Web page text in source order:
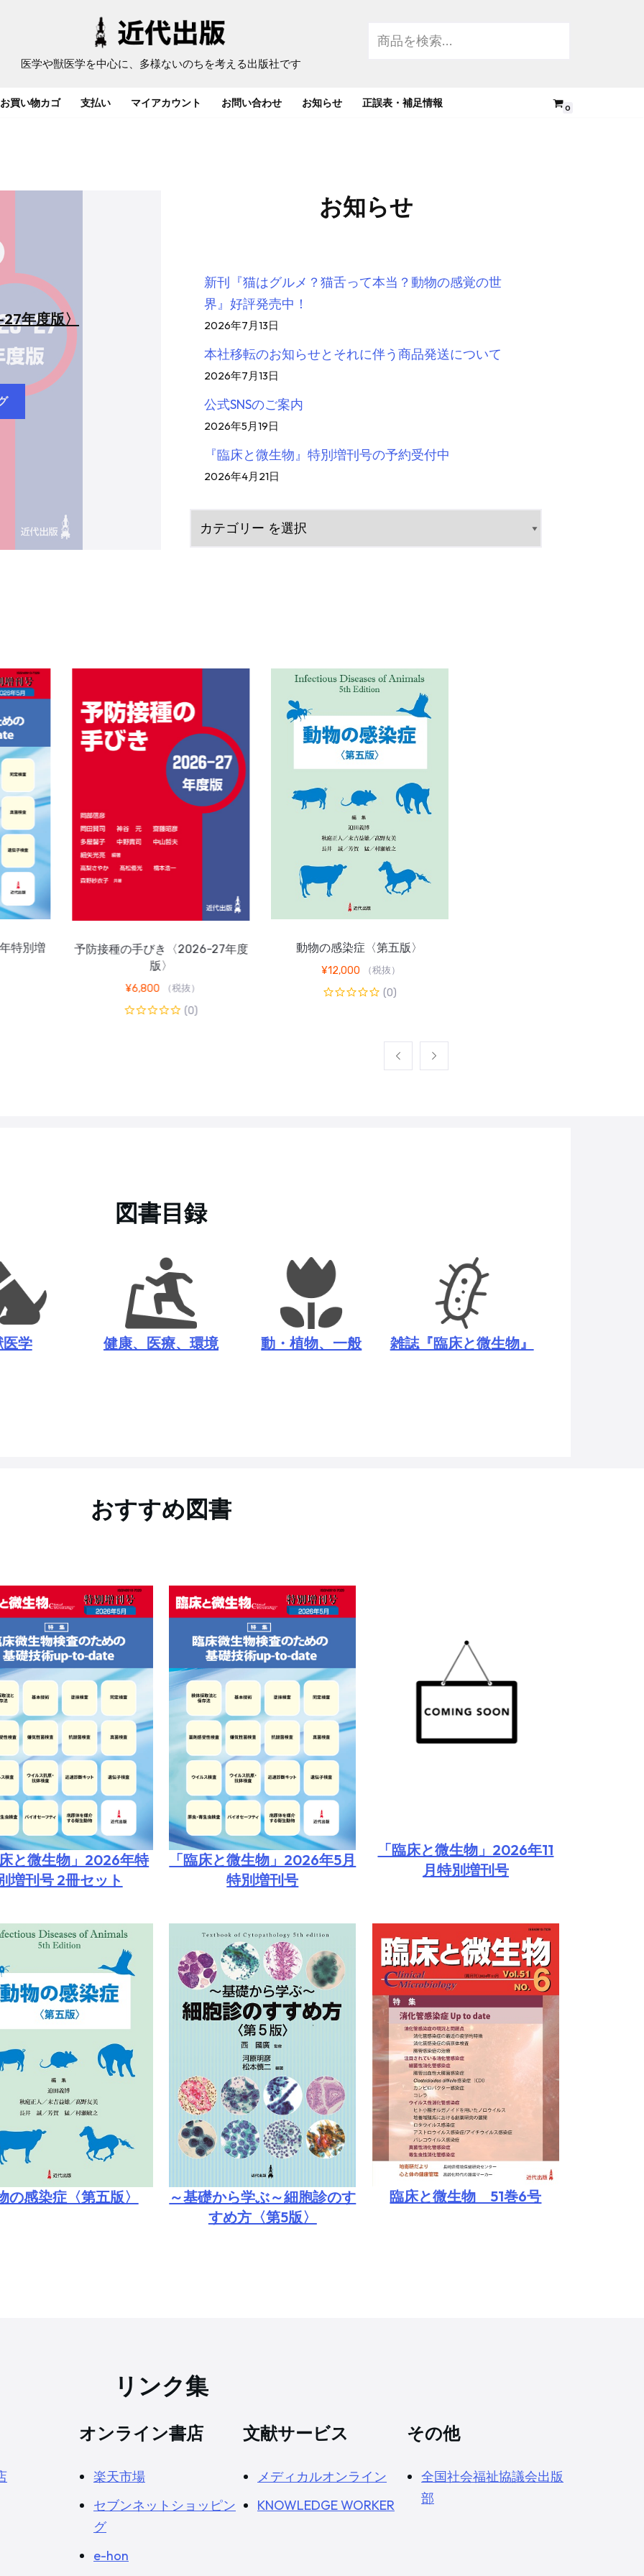
医学や獣医学を中心に、多様ないのちを考える出版社です
お買い物カゴ 支払い マイアカウント お問い合わせ お知らせ 正誤表・補足情報 0
年度版〉
お知らせ
新刊『猫はグルメ？猫舌って本当？動物の感覚の世
界』好評発売中！
2026年7月13日
本社移転のお知らせとそれに伴う商品発送について
2026年7月13日
公式SNSのご案内
2026年5月19日
『臨床と微生物』特別増刊号の予約受付中
2026年4月21日
特別増
予防接種の手びき〈2026-27年度
版〉
¥6,800 （税抜）
(0)
動物の感染症〈第五版〉
¥12,000 （税抜）
(0)
図書目録
医学 健康、医療、環境 動・植物、一般 雑誌『臨床と微生物』
おすすめ図書
と微生物」2026年特
増刊号 2冊セット
「臨床と微生物」2026年5月
特別増刊号
「臨床と微生物」2026年11
月特別増刊号
の感染症〈第五版〉
～基礎から学ぶ～細胞診のす
すめ方〈第5版〉
臨床と微生物 51巻6号
リンク集
オンライン書店
楽天市場
セブンネットショッピン
グ
e-hon
文献サービス
メディカルオンライン
KNOWLEDGE WORKER
その他
全国社会福祉協議会出版
部